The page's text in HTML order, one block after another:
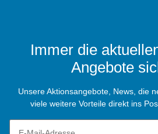
Immer die
Angebote
Unsere Aktionsangebote, News, die
viele weitere Vorteile direkt ins